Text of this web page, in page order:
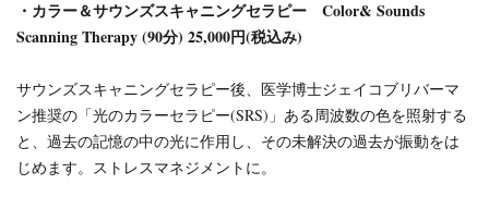
・カラー＆サウンズスキャニングセラピー Color& Sounds
Scanning Therapy(90分) 25,000円(税込み)
サウンズスキャニングセラピー後、医学博士ジェイコブリバーマ
ン推奨の「光のカラーセラピー(SRS)」ある周波数の色を照射する
と、過去の記憶の中の光に作用し、その未解決の過去が振動をは
じめます。ストレスマネジメントに。